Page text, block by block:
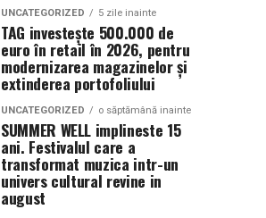
UNCATEGORIZED 5 zile inainte
TAG investește 500.000 de
euro în retail în 2026, pentru
modernizarea magazinelor și
extinderea portofoliului
UNCATEGORIZED o săptămână inainte
SUMMER WELL implineste 15
ani. Festivalul care a
transformat muzica intr-un
univers cultural revine in
august